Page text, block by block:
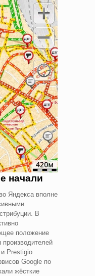
начали
Яндекса вполне
В
положение
Prestigio
Google по
жёсткие